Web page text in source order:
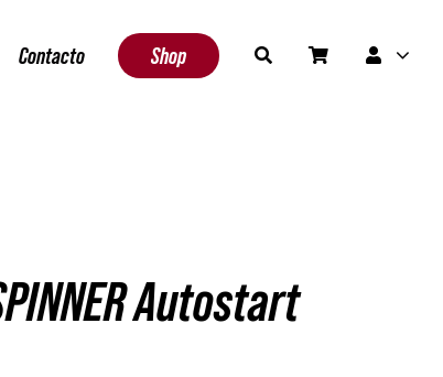
Contacto Shop
Autostart